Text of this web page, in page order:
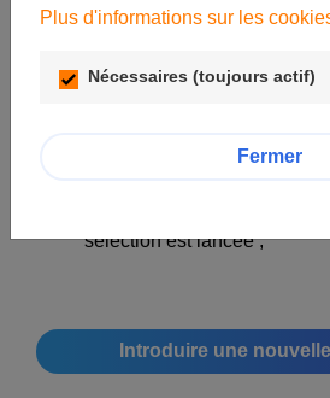
sélection est lancée ;
Introduire une
Plus d'informations sur les
Nécessaires (toujours actif)
Fermer